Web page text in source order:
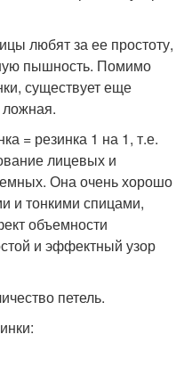
любят за ее простоту,
пышность. Помимо
существует еще
= резинка 1 на 1, т.е.
лицевых и
Она очень хорошо
и тонкими спицами,
объемности
и эффектный узор
петель.